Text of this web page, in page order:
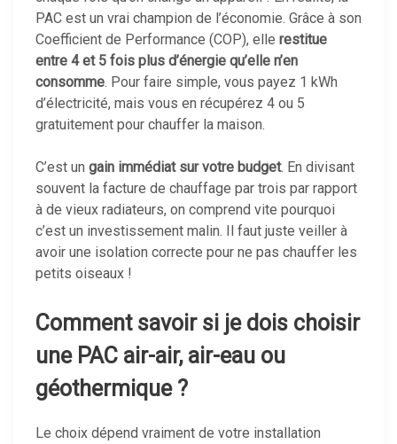
PAC est un vrai champion de l’économie. Grâce à son
Coefficient de Performance (COP), elle restitue
entre 4 et 5 fois plus d’énergie qu’elle n’en
consomme. Pour faire simple, vous payez 1 kWh
d’électricité, mais vous en récupérez 4 ou 5
gratuitement pour chauffer la maison.
C’est un gain immédiat sur votre budget. En divisant
souvent la facture de chauffage par trois par rapport
à de vieux radiateurs, on comprend vite pourquoi
c’est un investissement malin. Il faut juste veiller à
avoir une isolation correcte pour ne pas chauffer les
petits oiseaux !
Comment savoir si je dois choisir
une PAC air-air, air-eau ou
géothermique ?
Le choix dépend vraiment de votre installation